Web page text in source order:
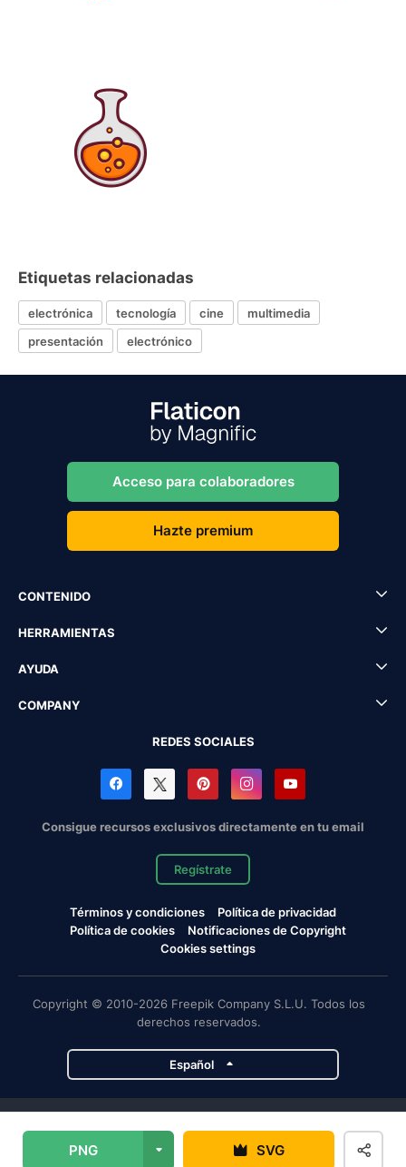
PNG SVG
Etiquetas relacionadas
electrónica tecnología cine
multimedia
presentación
electrónico
Acceso para colaboradores
Hazte premium
CONTENIDO
HERRAMIENTAS
AYUDA
COMPANY
REDES SOCIALES
Consigue recursos exclusivos directamente en tu email
Regístrate
Términos y condiciones
Política de privacidad
Política de cookies
Notificaciones de Copyright
Cookies settings
Copyright © 2010-2026 Freepik Company S.L.U. Todos los
derechos reservados.
Español